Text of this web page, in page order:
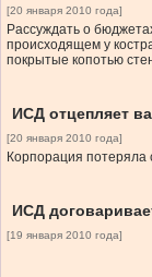
[20 января 2010 года]
Рассуждать о
происходящем у
покрытые копотью
ИСД отцепляет
[20 января 2010 года]
Корпорация потеряла
ИСД
[19 января 2010 года]